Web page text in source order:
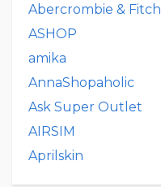
Abercrombie & Fitch
ASHOP
amika
AnnaShopaholic
Ask Super Outlet
AIRSIM
Aprilskin